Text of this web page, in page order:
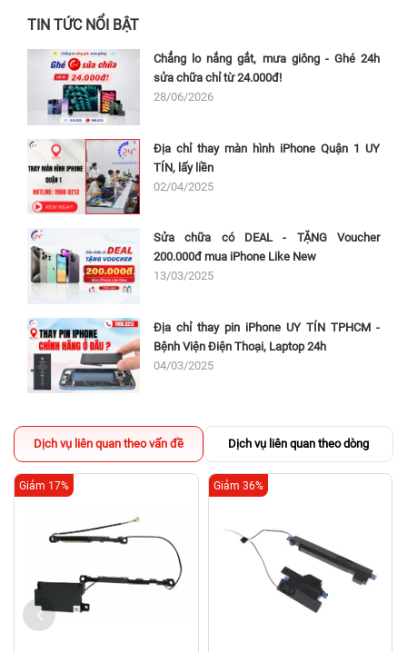
TIN TỨC NỔI BẬT
Chẳng lo nắng gắt, mưa giông - Ghé 24h
sửa chữa chỉ từ 24.000đ!
28/06/2026
Địa chỉ thay màn hình iPhone Quận 1 UY
TÍN, lấy liền
02/04/2025
Sửa chữa có DEAL - TẶNG Voucher
200.000đ mua iPhone Like New
13/03/2025
Địa chỉ thay pin iPhone UY TÍN TPHCM -
Bệnh Viện Điện Thoại, Laptop 24h
04/03/2025
Dịch vụ liên quan theo vấn đề Dịch vụ liên quan theo dòng
Giảm 17% Giảm 36%